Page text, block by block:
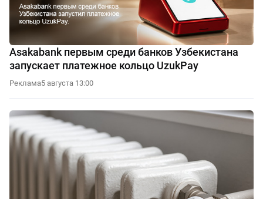
Asakabank первым среди банков Узбекистана
запускает платежное кольцо UzukPay
Реклама5 августа 13:00